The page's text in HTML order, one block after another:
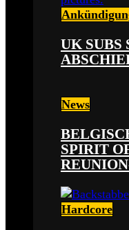
UK SUBS
News
SPIRIT
Hardcore